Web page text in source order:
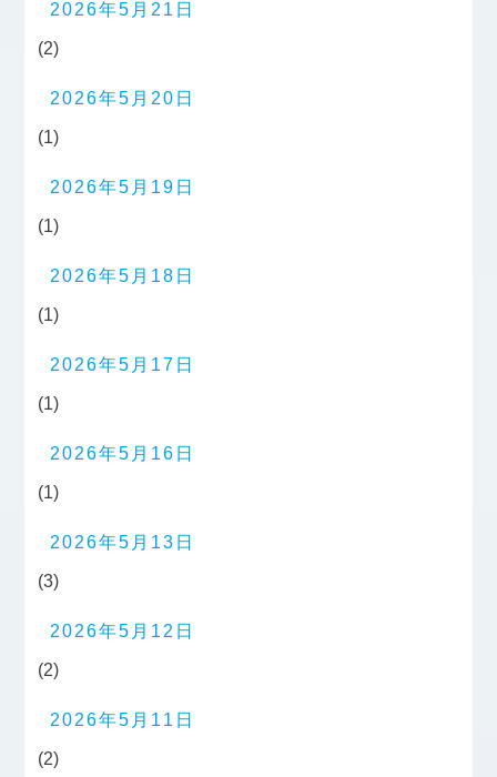
2026年5月21日
(2)
2026年5月20日
(1)
2026年5月19日
(1)
2026年5月18日
(1)
2026年5月17日
(1)
2026年5月16日
(1)
2026年5月13日
(3)
2026年5月12日
(2)
2026年5月11日
(2)